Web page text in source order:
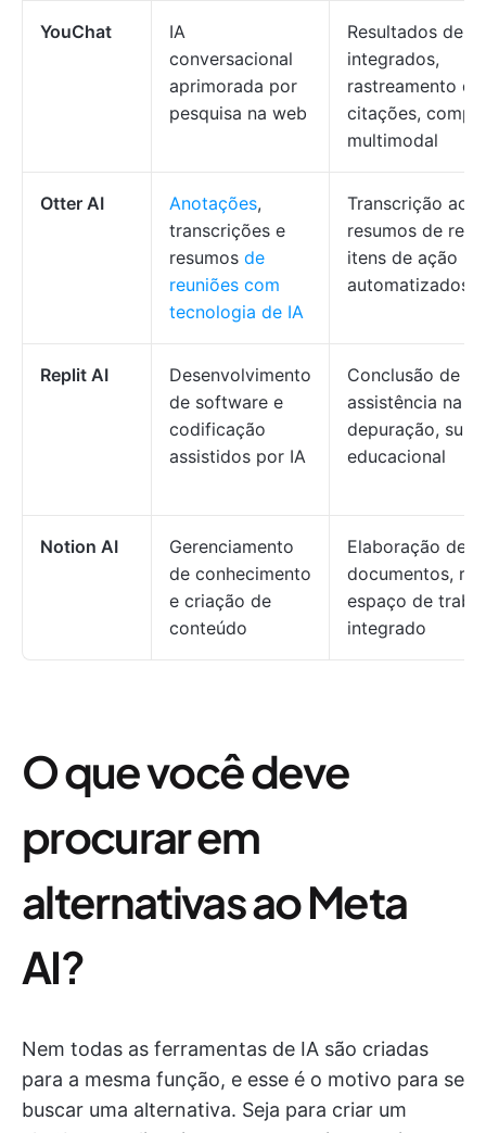
YouChat
IA
conversacional
aprimorada por
pesquisa na web
Resultados de
integrados,
rastreamento de
citações,
multimodal
Otter AI Anotações,
transcrições e
resumos de
reuniões com
tecnologia de IA
Transcrição ao
resumos de
itens de ação
automatizados
Replit AI
Desenvolvimento
de software e
codificação
assistidos por IA
Conclusão de
assistência na
depuração,
educacional
Notion AI
Gerenciamento
de conhecimento
e criação de
conteúdo
Elaboração de
documentos,
espaço de
integrado
O que você deve
procurar em
alternativas ao Meta
AI?
Nem todas as ferramentas de IA são criadas
para a mesma função, e esse é o motivo para se
buscar uma alternativa. Seja para criar um